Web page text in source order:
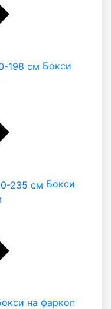
Бокси
Бокси
на фаркоп